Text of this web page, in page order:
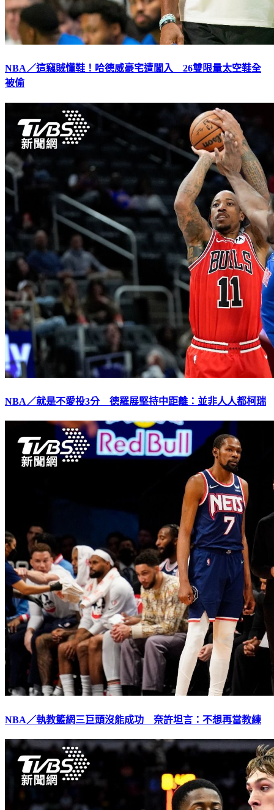
NBA／這竊賊懂鞋！哈德威豪宅遭闖入 26雙限量太空鞋全
被偷
NBA／就是不愛投3分 德羅展堅持中距離：並非人人都柯瑞
NBA／執教籃網三巨頭沒能成功 奈許坦言：不想再當教練